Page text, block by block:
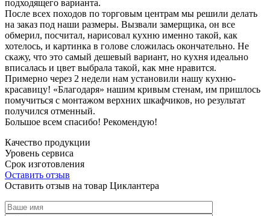
подходящего варианта.
После всех походов по торговым центрам мы решили делать
на заказ под наши размеры. Вызвали замерщика, он все
обмерил, посчитал, нарисовал кухню именно такой, как
хотелось, и картинка в голове сложилась окончательно. Не
скажу, что это самый дешевый вариант, но кухня идеально
вписалась и цвет выбрала такой, как мне нравится.
Примерно через 2 недели нам установили нашу кухню-
красавицу! «Благодаря» нашим кривым стенам, им пришлось
помучиться с монтажом верхних шкафчиков, но результат
получился отменный.
Большое всем спасибо! Рекомендую!
Качество продукции
Уровень сервиса
Срок изготовления
Оставить отзыв
Оставить отзыв на товар Циклантера